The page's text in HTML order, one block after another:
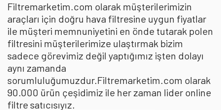
Filtremarketim.com olarak müşterilerimizin
araçları için doğru hava filtresine uygun fiyatlar
ile müşteri memnuniyetini en önde tutarak polen
filtresini müşterilerimize ulaştırmak bizim
sadece görevimiz değil yaptığımız işten dolayı
aynı zamanda
sorumluluğumuzdur.Filtremarketim.com olarak
90.000 ürün çeşidimiz ile her zaman lider online
filtre satıcısıyız.